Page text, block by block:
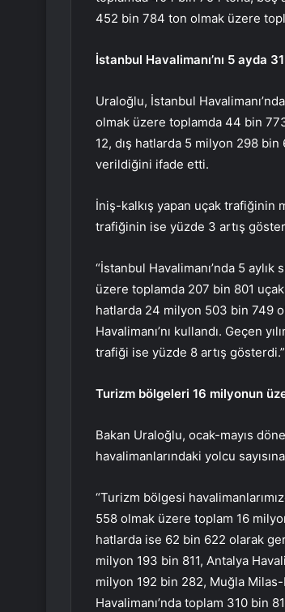
452 bin 784 ton olmak üzere
İstanbul Havalimanı’nı 5 ayda
Uraloğlu, İstanbul
olmak üzere toplamda 44 bin
12, dış hatlarda 5 milyon 298
verildiğini ifade etti.
İniş-kalkış yapan uçak trafiğinin
trafiğinin ise yüzde 3 artış
“İstanbul Havalimanı’nda 5
üzere toplamda 207 bin 801
hatlarda 24 milyon 503 bin 749
Havalimanı’nı kullandı. Geçen
trafiği ise yüzde 8 artış gösterdi.”
Turizm bölgeleri 16 milyonun
Bakan Uraloğlu, ocak-mayıs
havalimanlarındaki yolcu
“Turizm bölgesi
558 olmak üzere toplam 16
hatlarda ise 62 bin 622 olarak
milyon 193 bin 811, Antalya
milyon 192 bin 282, Muğla
Havalimanı’nda toplam 310 bin